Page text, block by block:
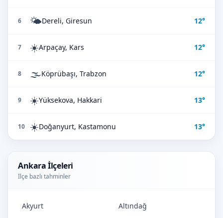
6 🌤️Dereli, Giresun 12°
7 ☀️Arpaçay, Kars 12°
8 🌫️Köprübaşı, Trabzon 12°
9 ☀️Yüksekova, Hakkari 13°
10 ☀️Doğanyurt, Kastamonu 13°
Ankara İlçeleri
İlçe bazlı tahminler
Akyurt Altındağ